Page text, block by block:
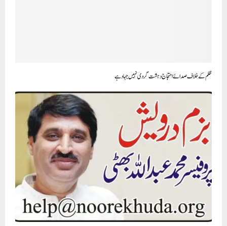
ظلم کے خلاف صدائے احتجاج دہشت گردی نہیں جہاد ہے